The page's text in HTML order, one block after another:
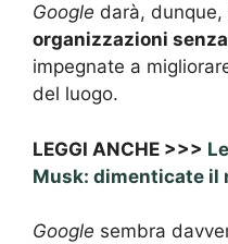
Google darà, dunque,
organizzazioni
impegnate a
del luogo.
LEGGI ANCHE >>>
Musk: dimenticate il
Google sembra